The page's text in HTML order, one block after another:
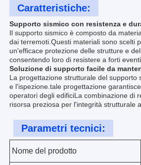
Caratteristiche:
Supporto sismico con resistenza e
Il supporto sismico è composto da
dai terremoti.Questi materiali sono scelti
un'efficace protezione delle strutture e
consentendo loro di resistere a forti eventi
Soluzione di supporto facile da
La progettazione strutturale del
e l'ispezione.tale progettazione
operatori degli edificiLa combinazione di
risorsa preziosa per l'integrità strutturale
Parametri tecnici:
Nome del prodotto